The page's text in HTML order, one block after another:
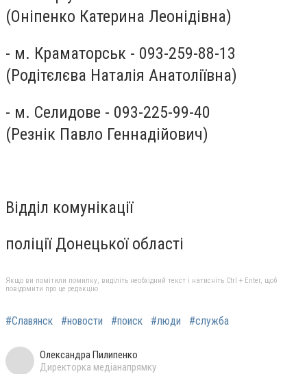
(Оніпенко Катерина Леонідівна)
- м. Краматорськ - 093-259-88-13
(Родітєлєва Наталія Анатоліївна)
- м. Селидове - 093-225-99-40
(Резнік Павло Геннадійович)
Відділ комунікації
поліції Донецької області
Якщо ви помітили помилку, виділіть необхідний текст і натисніть Ctrl + Enter, щоб
повідомити про це редакцію
#Славянск #новости #поиск #люди #служба
Олександра Пилипенко
Директорка медіанапрямку